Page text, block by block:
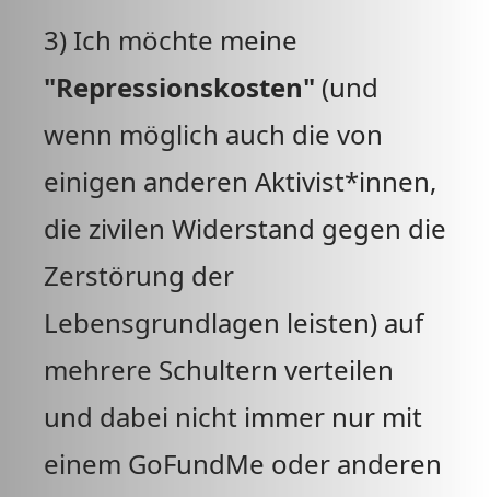
3) Ich möchte meine
"Repressionskosten" (und
wenn möglich auch die von
einigen anderen Aktivist*innen,
die zivilen Widerstand gegen die
Zerstörung der
Lebensgrundlagen leisten) auf
mehrere Schultern verteilen
und dabei nicht immer nur mit
einem GoFundMe oder anderen